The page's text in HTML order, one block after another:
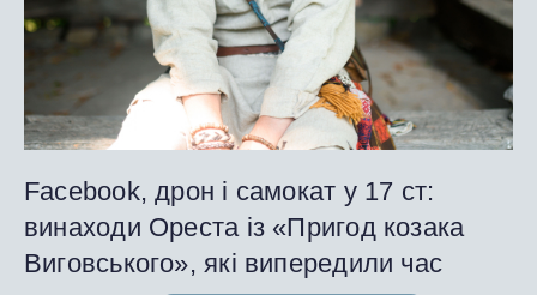
Facebook, дрон і самокат у 17 ст:
винаходи Ореста із «Пригод козака
Виговського», які випередили час